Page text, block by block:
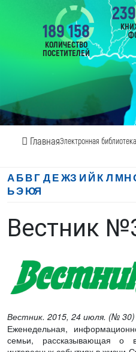
ГлавнаяЭлектронная библиотека
189 158
КОЛИЧЕСТВО
ПОСЕТИТЕЛЕЙ
АБВГ ДЕЖЗ И Й К Л МН
ЬЭЮЯ
Вестник
Вестник. 2015, 24 июля. (№ 30)
Еженедельная,
семьи, рассказывающая о